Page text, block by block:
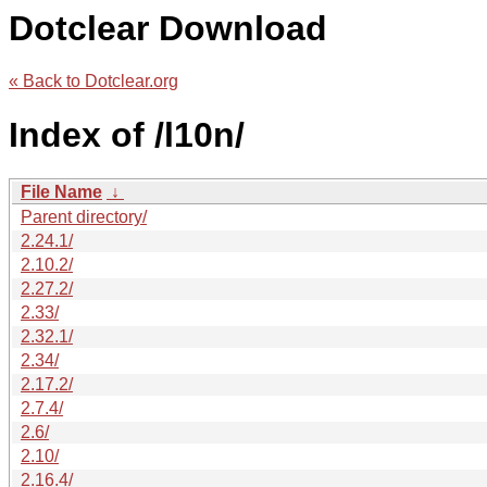
Dotclear Download
« Back to Dotclear.org
Index of /l10n/
File Name ↓
Parent directory/
2.24.1/
2.10.2/
2.27.2/
2.33/
2.32.1/
2.34/
2.17.2/
2.7.4/
2.6/
2.10/
2.16.4/